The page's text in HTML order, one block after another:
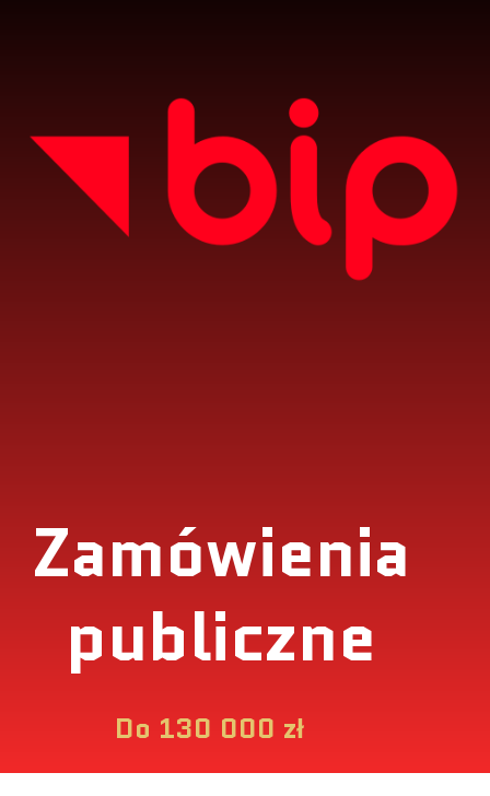
Zamówienia
publiczne
Do 130 000 zł